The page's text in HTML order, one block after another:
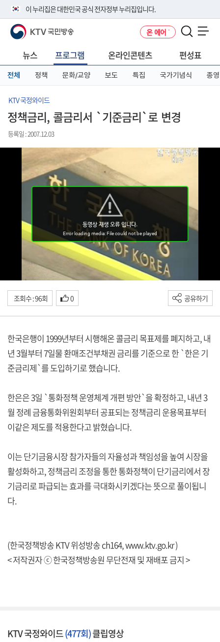
이 누리집은 대한민국 공식 전자정부 누리집입니다.
공식 누리집 주소 확인하기
니다.
이밖에 or.kr 또는 .kr등 다른 도메인 주소를 사용하고 있다면 아래 URL에
서 도메인 주소를 확인해 보세요
KTV 국민방송 온 에어
뉴스 프로그램 온라인콘텐츠 편성표
전체 정책 문화/교양 보도 특집 국가기념식 종영
KTV 국정와이드
정책금리, 콜금리서 `기준금리`로 변경
등록일 : 2007.12.03
조회수 : 96회 0 공유하기
한국은행이 1999년부터 시행해온 콜금리 목표제를 폐지하고, 내
년 3월부터 7일물 환매조건부채권 금리를 기준으로 한 `한은 기
준금리제`를 도입하기로 했습니다.
한은은 3일 `통화정책 운영체계 개편 방안`을 확정하고, 내년 3
월 정례 금융통화위원회부터 공표되는 정책금리 운용목표부터
이같은 제도를 적용한다고 밝혔습니다.
이는 단기금융시장 참가자들의 자율성과 책임성을 높여 시장을
활성화하고, 정책금리 조정을 통한 통화정책이 단기금리에서 장
기금리로 파급되는 효과를 극대화시키겠다는 뜻으로 풀이됩니
다.
(한국정책방송 KTV 위성방송 ch164, www.ktv.go.kr )
< 저작권자 ⓒ 한국정책방송원 무단전재 및 재배포 금지 >
KTV 국정와이드(477회)클립영상